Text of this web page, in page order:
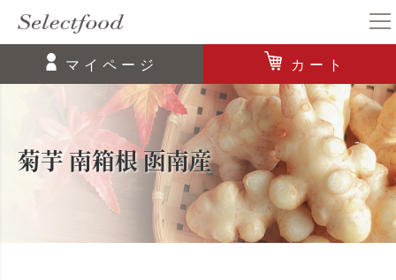
マイページ カート
菊芋 南箱根 函南産